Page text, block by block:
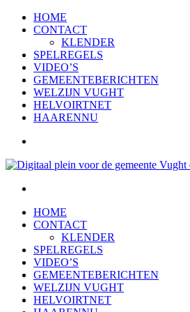
HOME
CONTACT
KLENDER
SPELREGELS
VIDEO’S
GEMEENTEBERICHTEN
WELZIJN VUGHT
HELVOIRTNET
HAARENNU
HOME
CONTACT
KLENDER
SPELREGELS
VIDEO’S
GEMEENTEBERICHTEN
WELZIJN VUGHT
HELVOIRTNET